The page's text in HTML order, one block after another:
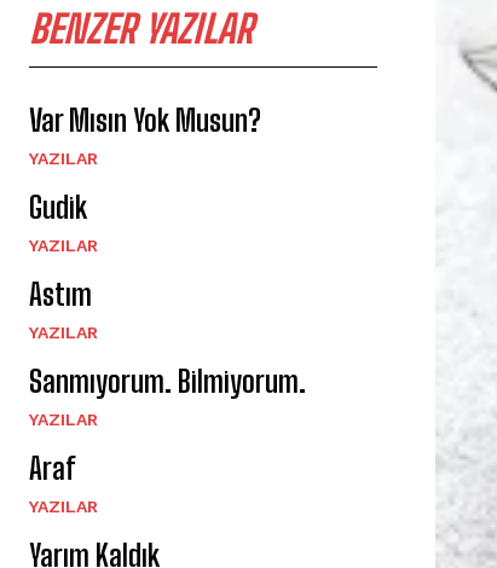
BENZER YAZILAR
Var Mısın Yok Musun?
YAZILAR
Gudik
YAZILAR
Astım
YAZILAR
Sanmıyorum. Bilmiyorum.
YAZILAR
Araf
YAZILAR
Yarım Kaldık